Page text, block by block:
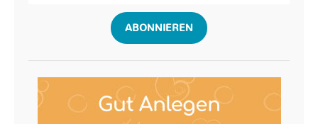
ABONNIEREN